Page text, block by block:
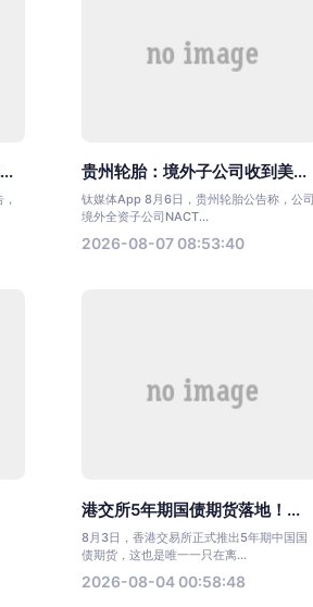
贵州轮胎：境外子公司收到美...
钛媒体App 8月6日，贵州轮胎公告称，公司
境外全资子公司NACT...
2026-08-07 08:53:40
港交所5年期国债期货落地！...
8月3日，香港交易所正式推出5年期中国国
债期货，这也是唯一一只在离...
2026-08-04 00:58:48